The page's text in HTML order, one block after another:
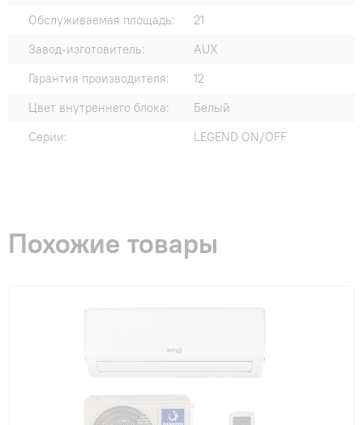
Обслуживаемая площадь:
21
Завод-изготовитель:
AUX
Гарантия производителя:
12
Цвет внутреннего блока:
Белый
Серии:
LEGEND ON/OFF
Похожие товары